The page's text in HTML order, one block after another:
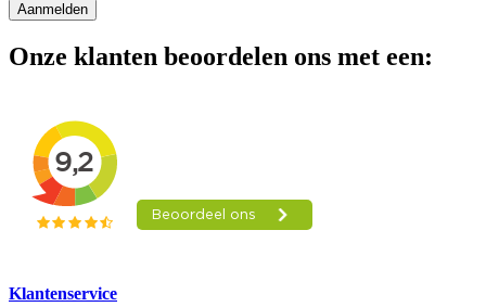
Aanmelden
Onze klanten beoordelen ons met een:
Klantenservice